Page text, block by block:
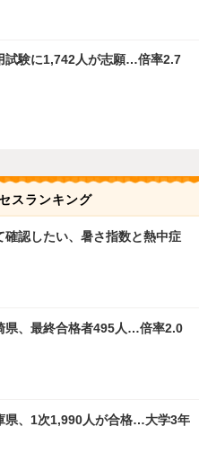
試験に1,742人が志願…倍率2.7
スランキング
確認したい、暑さ指数と熱中症
県、最終合格者495人…倍率2.0
県、1次1,990人が合格…大学3年